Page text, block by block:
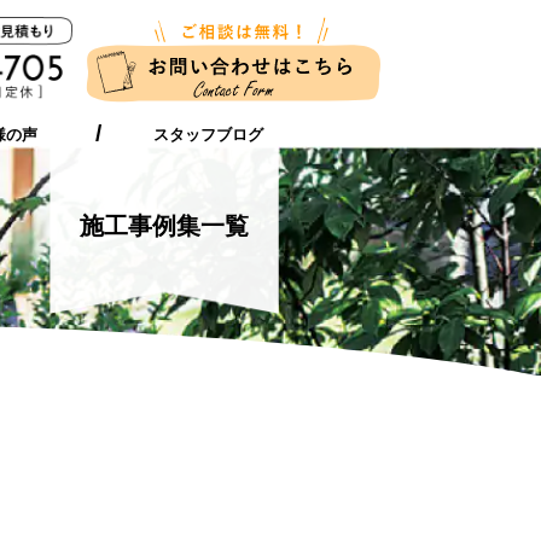
の声 スタッフブログ
新築に伴う
構工事をお考えの方へ
ガーデンリフォーム
をお考えの方へ
施工事例集一覧